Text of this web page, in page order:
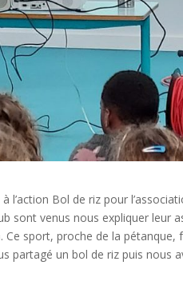
Bol de riz pour
sont venus nous expliquer leur
sport, proche de la pétanque,
partagé un bol de riz puis nous